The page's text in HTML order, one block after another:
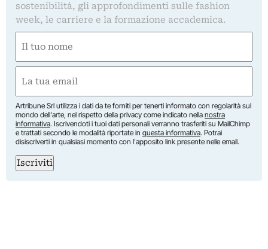
sostenibilità, gli approfondimenti sulle fashion
week, le carriere e la formazione accademica.
(Obbligatorio)
Nome
(Obbligatorio)
Artribune Srl utilizza i dati da te forniti per tenerti informato con regolarità sul
mondo dell'arte, nel rispetto della privacy come indicato nella nostra
informativa. Iscrivendoti i tuoi dati personali verranno trasferiti su MailChimp
e trattati secondo le modalità riportate in questa informativa. Potrai
disiscriverti in qualsiasi momento con l'apposito link presente nelle email.
Iscriviti